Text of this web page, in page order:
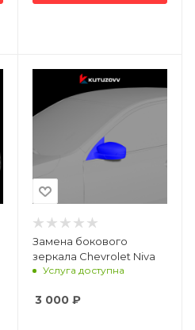
Замена бокового
зеркала Chevrolet Niva
Услуга доступна
3 000₽